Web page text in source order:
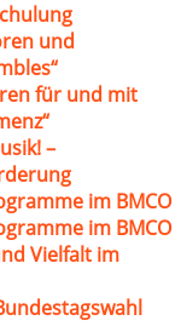
und
für und mit
–
im BMCO
im BMCO
Vielfalt im